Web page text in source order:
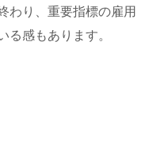
わり、重要指標の雇用
る感もあります。